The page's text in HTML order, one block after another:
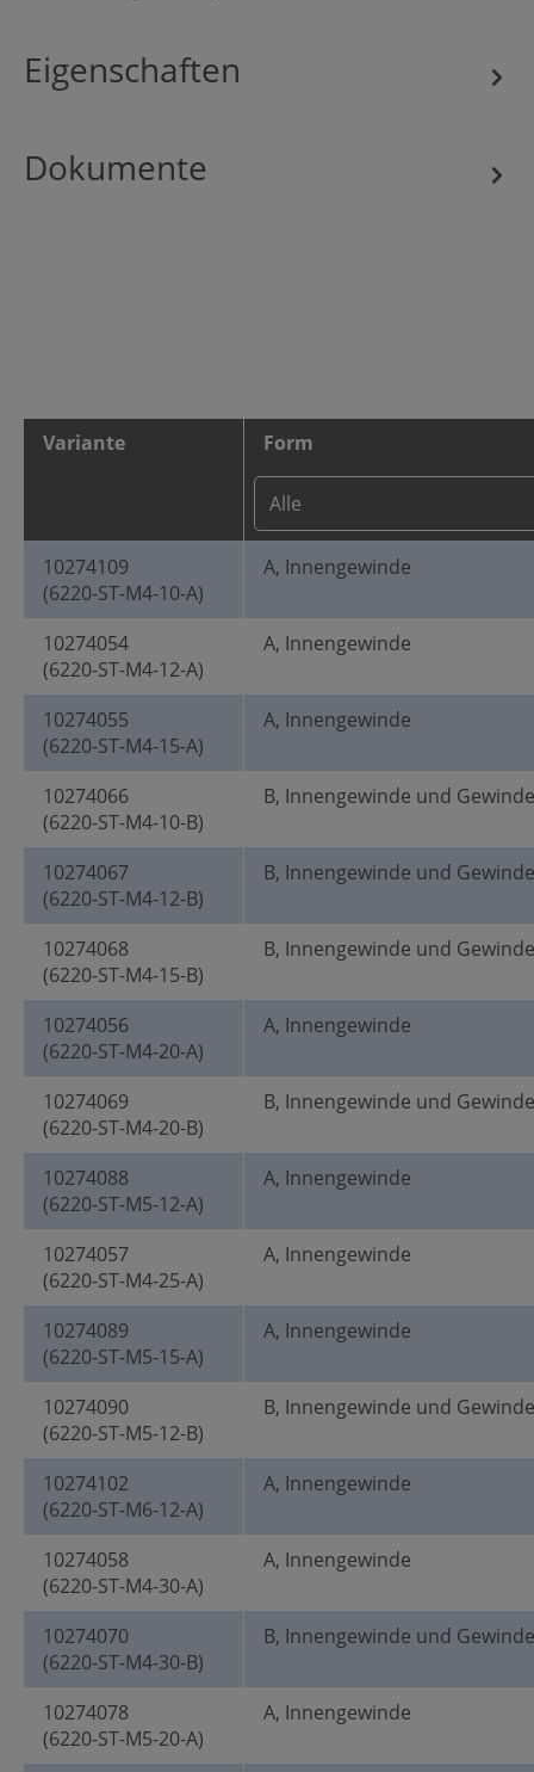
Eigenschaften
Dokumente
Variante Form
10274109
(6220-ST-M4-10-A)
A, Innengewinde
10274054
(6220-ST-M4-12-A)
A, Innengewinde
10274055
(6220-ST-M4-15-A)
A, Innengewinde
10274066
(6220-ST-M4-10-B)
B, Innengewinde und
10274067
(6220-ST-M4-12-B)
B, Innengewinde und
10274068
(6220-ST-M4-15-B)
B, Innengewinde und
10274056
(6220-ST-M4-20-A)
A, Innengewinde
10274069
(6220-ST-M4-20-B)
B, Innengewinde und
10274088
(6220-ST-M5-12-A)
A, Innengewinde
10274057
(6220-ST-M4-25-A)
A, Innengewinde
10274089
(6220-ST-M5-15-A)
A, Innengewinde
10274090
(6220-ST-M5-12-B)
B, Innengewinde und
10274102
(6220-ST-M6-12-A)
A, Innengewinde
10274058
(6220-ST-M4-30-A)
A, Innengewinde
10274070
(6220-ST-M4-30-B)
B, Innengewinde und
10274078
(6220-ST-M5-20-A)
A, Innengewinde